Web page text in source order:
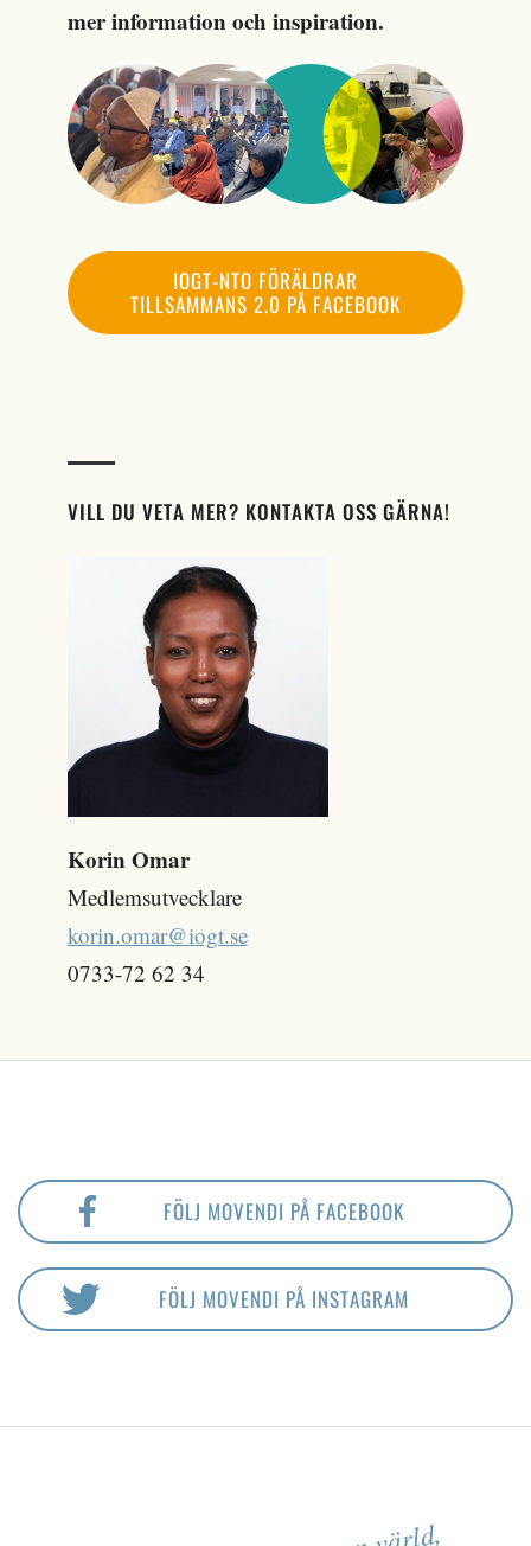
mer information och inspiration.
IOGT-NTO FÖRÄLDRAR
TILLSAMMANS 2.0 PÅ FACEBOOK
VILL DU VETA MER? KONTAKTA OSS GÄRNA!
Korin Omar
Medlemsutvecklare
korin.omar@iogt.se
0733-72 62 34
FÖLJ MOVENDI PÅ FACEBOOK
FÖLJ MOVENDI PÅ INSTAGRAM